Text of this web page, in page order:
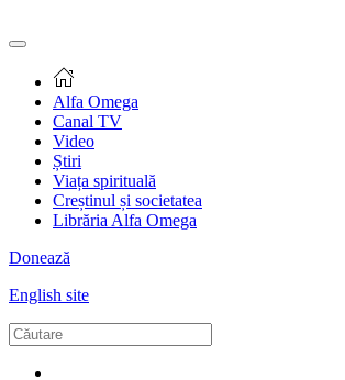
Alfa Omega
Canal TV
Video
Știri
Viața spirituală
Creștinul și societatea
Librăria Alfa Omega
Donează
English site